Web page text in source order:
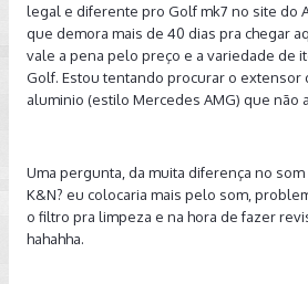
legal e diferente pro Golf mk7 no site do
que demora mais de 40 dias pra chegar
vale a pena pelo preço e a variedade de
Golf. Estou tentando procurar o extensor
aluminio (estilo Mercedes AMG) que não
Uma pergunta, da muita diferença no
K&N? eu colocaria mais pelo som,
o filtro pra limpeza e na hora de fazer
hahahha.